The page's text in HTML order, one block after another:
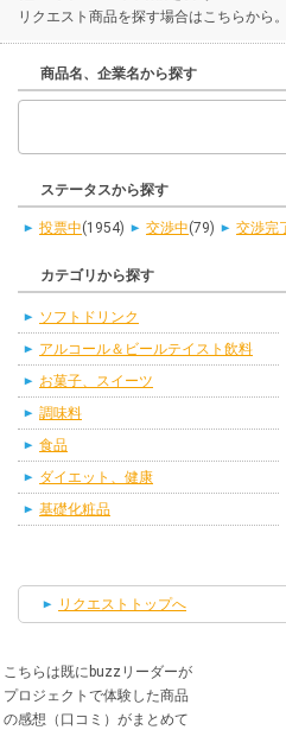
リクエスト商品を探す場合はこちらから。
商品名、企業名から探す
ステータスから探す
投票中(1954) 交渉中(79) 交渉完
カテゴリから探す
ソフトドリンク
アルコール＆ビールテイスト飲料
お菓子、スイーツ
調味料
食品
ダイエット、健康
基礎化粧品
リクエストトップへ
こちらは既にbuzzリーダーが
プロジェクトで体験した商品
の感想（口コミ）がまとめて